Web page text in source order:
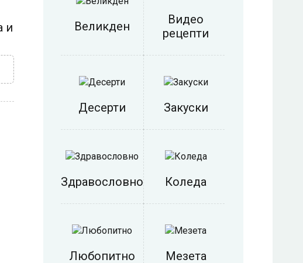
и
Великден
Видео
рецепти
Десерти Закуски
Здравословно Коледа
Любопитно Мезета